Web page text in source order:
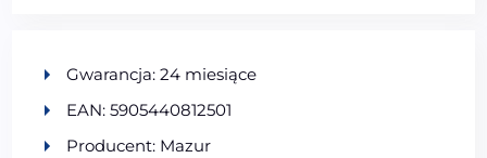
Gwarancja: 24 miesiące
EAN: 5905440812501
Producent: Mazur